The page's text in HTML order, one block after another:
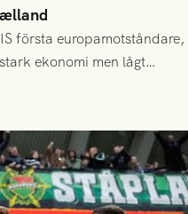
första europamotståndare,
ekonomi men lågt
styrka och individuell